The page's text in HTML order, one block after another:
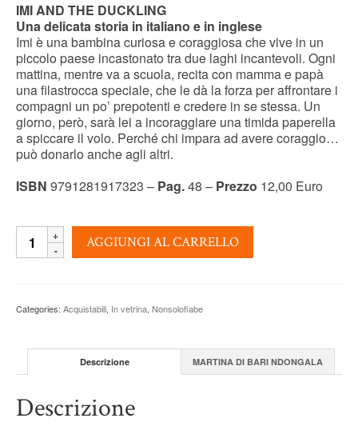
IMI AND THE DUCKLING
Una delicata storia in italiano e in inglese
Imi è una bambina curiosa e coraggiosa che vive in un
piccolo paese incastonato tra due laghi incantevoli. Ogni
mattina, mentre va a scuola, recita con mamma e papà
una filastrocca speciale, che le dà la forza per affrontare i
compagni un po’ prepotenti e credere in se stessa. Un
giorno, però, sarà lei a incoraggiare una timida paperella
a spiccare il volo. Perché chi impara ad avere coraggio…
può donarlo anche agli altri.
ISBN 9791281917323 – Pag.48 – Prezzo 12,00 Euro
IMI
Martina
Bari
quantity
AGGIUNGI AL CARRELLO
Categories: Acquistabili, In vetrina, Nonsolofiabe
Descrizione MARTINA DI BARI NDONGALA
Descrizione